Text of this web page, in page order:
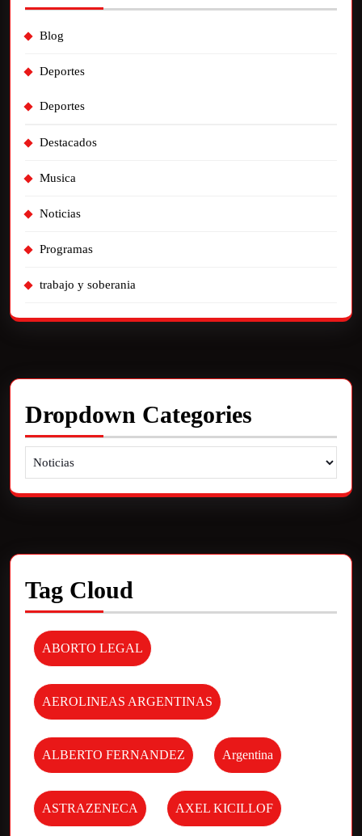
Blog
Deportes
Deportes
Destacados
Musica
Noticias
Programas
trabajo y soberania
Dropdown Categories
Tag Cloud
ABORTO LEGAL
AEROLINEAS ARGENTINAS
ALBERTO FERNANDEZ Argentina
ASTRAZENECA AXEL KICILLOF